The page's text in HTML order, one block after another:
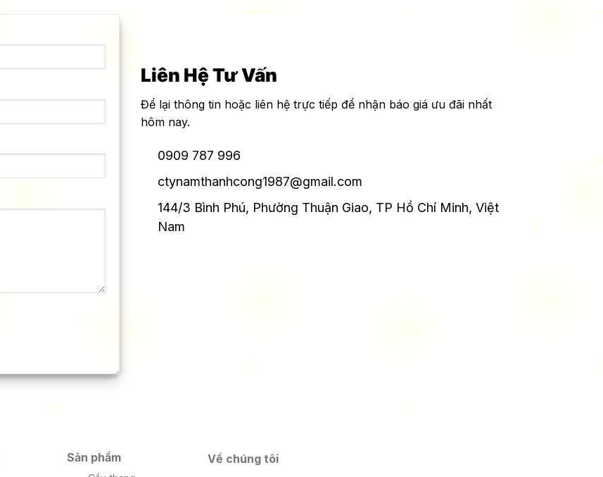
Liên Hệ Tư Vấn
Để lại thông tin hoặc liên hệ trực tiếp để nhận báo giá ưu đãi nhất
hôm nay.
0909 787 996
ctynamthanhcong1987@gmail.com
144/3 Bình Phú, Phường Thuận Giao, TP Hồ Chí Minh, Việt
Nam
Sản phẩm Về chúng tôi